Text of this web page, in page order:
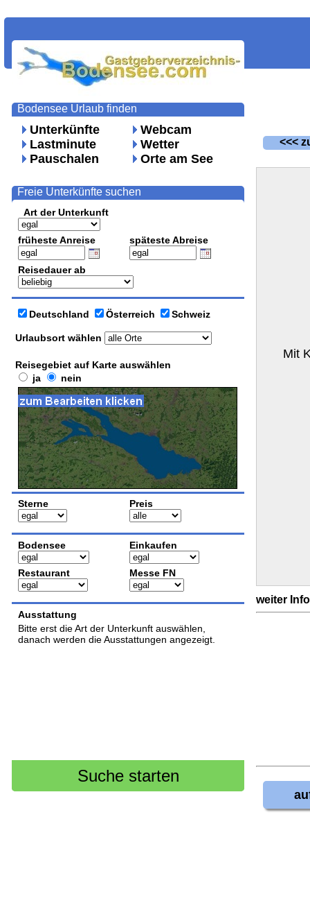
Unterkünfte
Lastminute
Pauschalen
Webcam
Wetter
Orte am See
Bodensee Urlaub finden
Art der Unterkunft
früheste Anreise späteste Abreise
Reisedauer ab
Urlaubsort wählen
Deutschland Österreich Schweiz
Reisegebiet auf Karte auswählen
ja
nein
Sterne Preis
Bodensee Einkaufen
Restaurant Messe FN
Ausstattung
Bitte erst die Art der Unterkunft auswählen,
danach werden die Ausstattungen angezeigt.
Freie Unterkünfte suchen
<<<
Mit
weiter